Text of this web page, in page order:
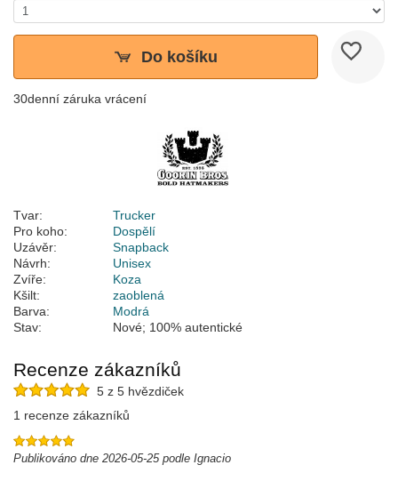
Do košíku
30denní záruka vrácení
Tvar:
Trucker
Pro koho:
Dospělí
Uzávěr:
Snapback
Návrh:
Unisex
Zvíře:
Koza
Kšilt:
zaoblená
Barva:
Modrá
Stav:
Nové; 100% autentické
Recenze zákazníků
5 z 5 hvězdiček
1 recenze zákazníků
Publikováno dne 2026-05-25 podle Ignacio